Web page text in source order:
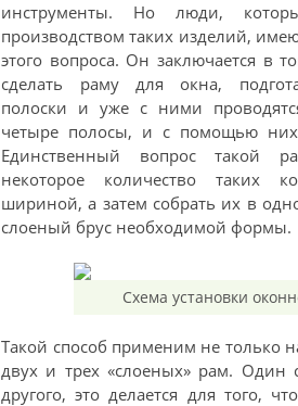
инструменты. Но люди,
производством таких изделий,
этого вопроса. Он заключается в
сделать раму для окна,
полоски и уже с ними
четыре полосы, и с помощью них
Единственный вопрос такой
некоторое количество таких
шириной, а затем собрать их в
слоеный брус необходимой формы.
Схема установки
Такой способ применим не только
двух и трех «слоеных» рам. Один
другого, это делается для того,